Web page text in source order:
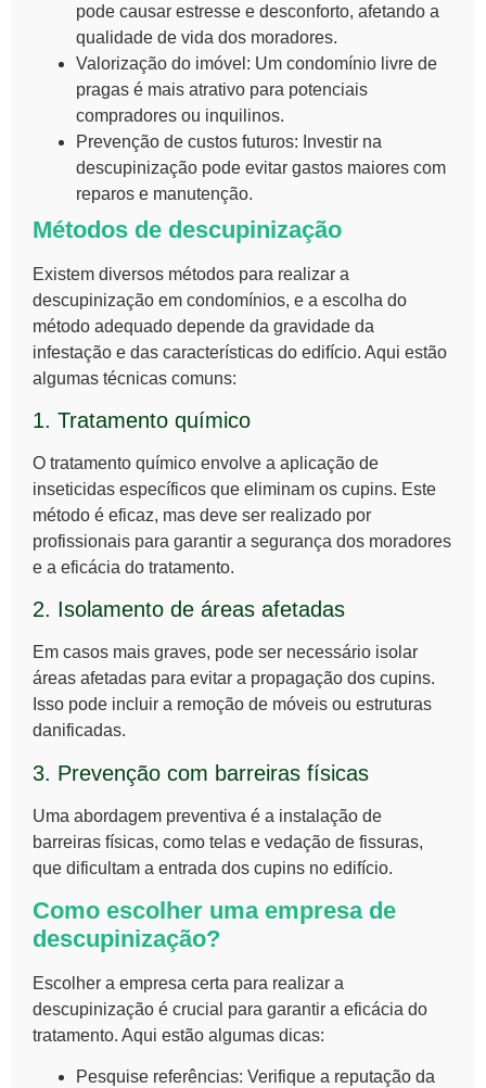
pode causar estresse e desconforto, afetando a
qualidade de vida dos moradores.
Valorização do imóvel: Um condomínio livre de
pragas é mais atrativo para potenciais
compradores ou inquilinos.
Prevenção de custos futuros: Investir na
descupinização pode evitar gastos maiores com
reparos e manutenção.
Métodos de descupinização
Existem diversos métodos para realizar a
descupinização em condomínios, e a escolha do
método adequado depende da gravidade da
infestação e das características do edifício. Aqui estão
algumas técnicas comuns:
1. Tratamento químico
O tratamento químico envolve a aplicação de
inseticidas específicos que eliminam os cupins. Este
método é eficaz, mas deve ser realizado por
profissionais para garantir a segurança dos moradores
e a eficácia do tratamento.
2. Isolamento de áreas afetadas
Em casos mais graves, pode ser necessário isolar
áreas afetadas para evitar a propagação dos cupins.
Isso pode incluir a remoção de móveis ou estruturas
danificadas.
3. Prevenção com barreiras físicas
Uma abordagem preventiva é a instalação de
barreiras físicas, como telas e vedação de fissuras,
que dificultam a entrada dos cupins no edifício.
Como escolher uma empresa de
descupinização?
Escolher a empresa certa para realizar a
descupinização é crucial para garantir a eficácia do
tratamento. Aqui estão algumas dicas:
Pesquise referências: Verifique a reputação da